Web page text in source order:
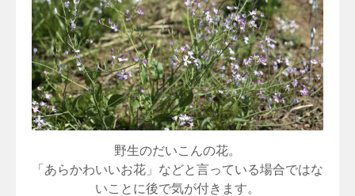
野生のだいこんの花。
「あらかわいいお花」などと言っている場合ではな
いことに後で気が付きます。